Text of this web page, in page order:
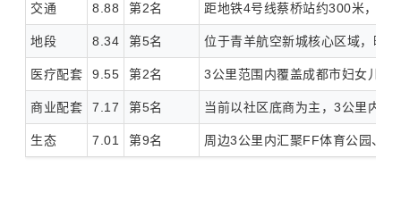
交通 8.88 第2名 距地铁4号线蔡桥站约300米，13
地段 8.34 第5名 位于青羊航空新城核心区域，毗
医疗配套 9.55 第2名 3公里范围内覆盖成都市妇女儿童
商业配套 7.17 第5名 当前以社区底商为主，3公里内
生态 7.01 第9名 周边3公里内汇聚FF体育公园、